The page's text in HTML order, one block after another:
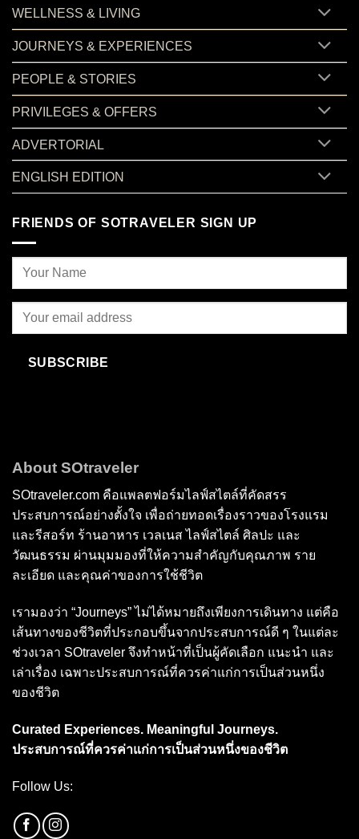
WELLNESS & LIVING
JOURNEYS & EXPERIENCES
PEOPLE & STORIES
PRIVILEGES & OFFERS
ADVERTORIAL
ENGLISH EDITION
FRIENDS OF SOTRAVELER SIGN UP
SUBSCRIBE
About SOtraveler
SOtraveler.com คือแพลตฟอร์มไลฟ์สไตล์ที่คัดสรร
ประสบการณ์อย่างตั้งใจ เพื่อถ่ายทอดเรื่องราวของโรงแรม
และรีสอร์ท ร้านอาหาร เวลเนส ไลฟ์สไตล์ ศิลปะ และ
วัฒนธรรม ผ่านมุมมองที่ให้ความสำคัญกับคุณภาพ ราย
ละเอียด และคุณค่าของการใช้ชีวิต
เรามองว่า “Journeys” ไม่ได้หมายถึงเพียงการเดินทาง แต่คือ
เส้นทางของชีวิตที่ประกอบขึ้นจากประสบการณ์ดี ๆ ในแต่ละ
ช่วงเวลา SOtraveler จึงทำหน้าที่เป็นผู้คัดเลือก แนะนำ และ
เล่าเรื่อง เฉพาะประสบการณ์ที่ควรค่าแก่การเป็นส่วนหนึ่ง
ของชีวิต
Curated Experiences. Meaningful Journeys.
ประสบการณ์ที่ควรค่าแก่การเป็นส่วนหนึ่งของชีวิต
Follow Us: